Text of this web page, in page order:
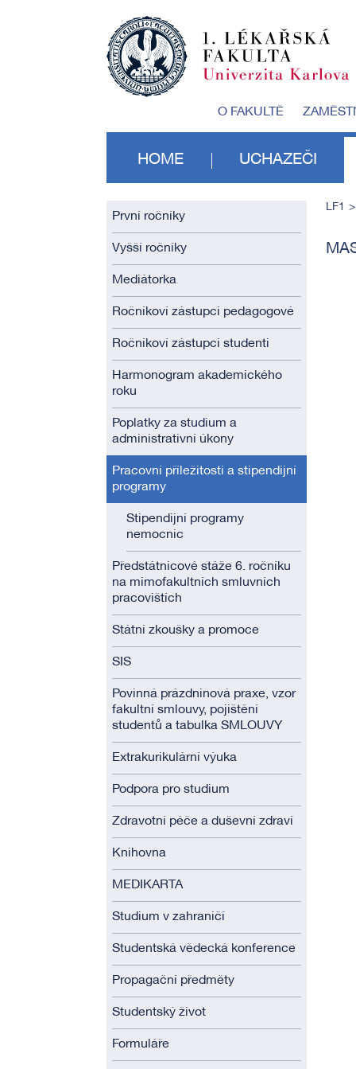
O FAKULTĚ
HOME UCHAZEČI
První ročníky
Vyšší ročníky
Mediátorka
Ročníkoví zástupci pedagogové
Ročníkoví zástupci studenti
Harmonogram akademického
roku
Poplatky za studium a
administrativní úkony
Pracovní příležitosti a stipendijní
programy
Stipendijní programy
nemocnic
Předstátnicové stáže 6. ročníku
na mimofakultních smluvních
pracovištích
Státní zkoušky a promoce
SIS
Povinná prázdninová praxe, vzor
fakultní smlouvy, pojištění
studentů a tabulka SMLOUVY
Extrakurikulární výuka
Podpora pro studium
Zdravotní péče a duševní zdraví
Knihovna
MEDIKARTA
Studium v zahraničí
Studentská vědecká konference
Propagační předměty
Studentský život
Formuláře
LF1